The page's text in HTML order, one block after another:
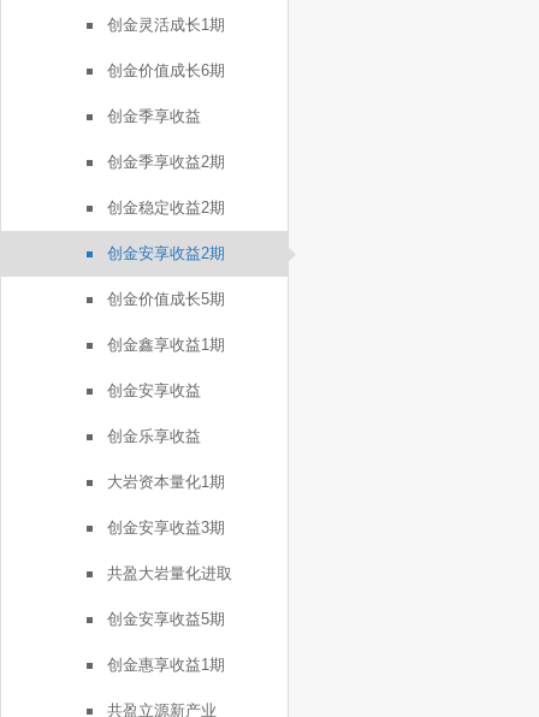
创金灵活成长1期
创金价值成长6期
创金季享收益
创金季享收益2期
创金稳定收益2期
创金安享收益2期
创金价值成长5期
创金鑫享收益1期
创金安享收益
创金乐享收益
大岩资本量化1期
创金安享收益3期
共盈大岩量化进取
创金安享收益5期
创金惠享收益1期
共盈立源新产业